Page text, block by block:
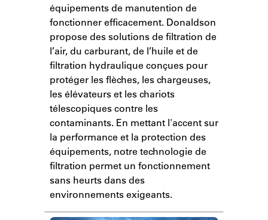
équipements de manutention de
fonctionner efficacement. Donaldson
propose des solutions de filtration de
l’air, du carburant, de l’huile et de
filtration hydraulique conçues pour
protéger les flèches, les chargeuses,
les élévateurs et les chariots
télescopiques contre les
contaminants. En mettant l'accent sur
la performance et la protection des
équipements, notre technologie de
filtration permet un fonctionnement
sans heurts dans des
environnements exigeants.